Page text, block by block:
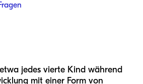
jedes vierte Kind während
mit einer Form von